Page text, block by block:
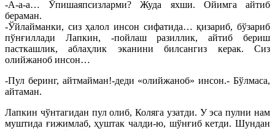
-А-а-а… Ўпишаяпсизларми? Жуда яхши. Ойимга айтиб
бераман.
-Ўйлайманки, сиз ҳалол инсон сифатида… қизариб, бўзариб
пўнғиллади Лапкин, -пойлаш разиллик, айтиб бериш
пасткашлик, аблаҳлик эканини билсангиз керак. Сиз
олийжаноб инсон…
-Пул беринг, айтмайман!-деди «олийжаноб» инсон.- Бўлмаса,
айтаман.
Лапкин чўнтагидан пул олиб, Коляга узатди. У эса пулни нам
муштида ғижимлаб, ҳуштак чалди-ю, шўнғиб кетди. Шундан